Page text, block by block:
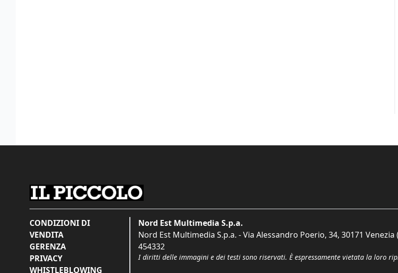
CONDIZIONI DI
VENDITA
GERENZA
PRIVACY
WHISTLEBLOWING
Nord Est Multimedia S.p.a.
Nord Est Multimedia S.p.a. - Via Alessandro Poerio, 34, 30171 Venezia
454332
I diritti delle immagini e dei testi sono riservati. È espressamente vietata la loro